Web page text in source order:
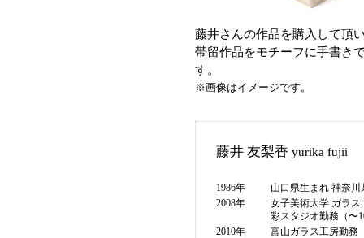
藤井さんの作品を購入して頂
帯留作品をモチーフに手書き
す。
※画像はイメージです。
藤井 友梨香 yurika fujii
1986年
山口県生まれ 神奈川
2008年
女子美術大学 ガラス
彩スタジオ勤務（〜
2010年
富山ガラス工房勤務